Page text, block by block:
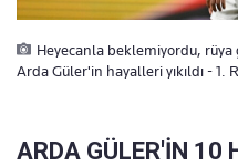
Heyecanla beklemiyordu,
Arda Güler'in hayalleri yıkıldı - 1.
ARDA GÜLER'İN 10